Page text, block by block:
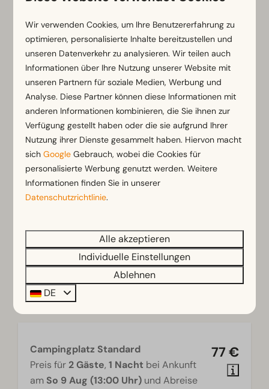
So 09-08-2026 Mo 10-08-2026
Sa
8 Aug
So
9 Aug
Mo
10 Aug
1 Nacht
— 77 € —
2 Nächte — — —
3 Nächte — —
4 Nächte — —
— —
7 Nächte — — —
77 €
Campingplatz Standard
Preis für 2 Gäste, 1 Nacht bei Ankunft
am So 9 Aug (13:00 Uhr) und Abreise
Wir verwenden Cookies, um Ihre Benutzererfahrung zu
optimieren, personalisierte Inhalte bereitzustellen und
unseren Datenverkehr zu analysieren. Wir teilen auch
Informationen über Ihre Nutzung unserer Website mit
unseren Partnern für soziale Medien, Werbung und
Analyse. Diese Partner können diese Informationen mit
anderen Informationen kombinieren, die Sie ihnen zur
Verfügung gestellt haben oder die sie aufgrund Ihrer
Nutzung ihrer Dienste gesammelt haben. Hiervon macht
sichGoogle Gebrauch, wobei die Cookies für
personalisierte Werbung genutzt werden. Weitere
Informationen finden Sie in unserer
Datenschutzrichtlinie.
Alle akzeptieren
Individuelle Einstellungen
Ablehnen
DE